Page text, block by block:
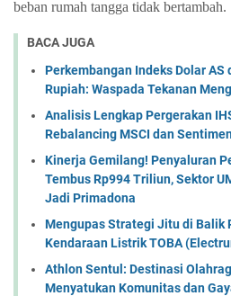
beban rumah tangga tidak bertambah.
BACA JUGA
Perkembangan Indeks Dolar AS
Rupiah: Waspada Tekanan
Analisis Lengkap Pergerakan
Rebalancing MSCI dan
Kinerja Gemilang! Penyaluran
Tembus Rp994 Triliun, Sektor
Jadi Primadona
Mengupas Strategi Jitu di Balik
Kendaraan Listrik TOBA
Athlon Sentul: Destinasi
Menyatukan Komunitas dan